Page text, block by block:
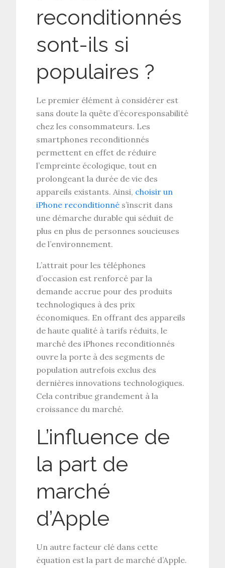
reconditionnés
sont-ils si
populaires ?
Le premier élément à considérer est
sans doute la quête d’écoresponsabilité
chez les consommateurs. Les
smartphones reconditionnés
permettent en effet de réduire
l’empreinte écologique, tout en
prolongeant la durée de vie des
appareils existants. Ainsi, choisir un
iPhone reconditionné s’inscrit dans
une démarche durable qui séduit de
plus en plus de personnes soucieuses
de l’environnement.
L’attrait pour les téléphones
d’occasion est renforcé par la
demande accrue pour des produits
technologiques à des prix
économiques. En offrant des appareils
de haute qualité à tarifs réduits, le
marché des iPhones reconditionnés
ouvre la porte à des segments de
population autrefois exclus des
dernières innovations technologiques.
Cela contribue grandement à la
croissance du marché.
L’influence de
la part de
marché
d’Apple
Un autre facteur clé dans cette
équation est la part de marché d’Apple.